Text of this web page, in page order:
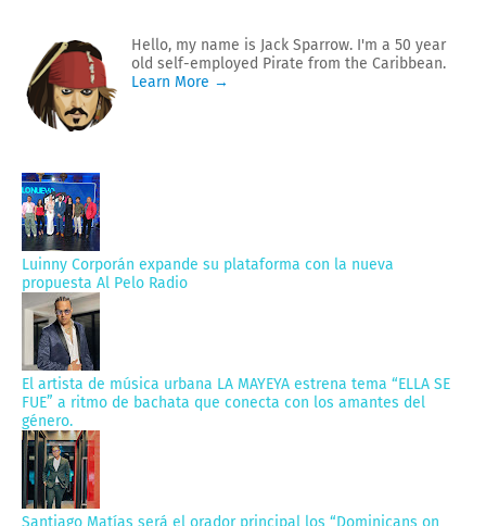
Hello, my name is Jack Sparrow. I'm a 50 year
old self-employed Pirate from the Caribbean.
Learn More →
Luinny Corporán expande su plataforma con la nueva
propuesta Al Pelo Radio
El artista de música urbana LA MAYEYA estrena tema “ELLA SE
FUE” a ritmo de bachata que conecta con los amantes del
género.
Santiago Matías será el orador principal los “Dominicans on